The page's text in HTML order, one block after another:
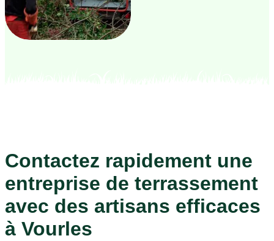
Contactez rapidement une
entreprise de terrassement
avec des artisans efficaces
à Vourles